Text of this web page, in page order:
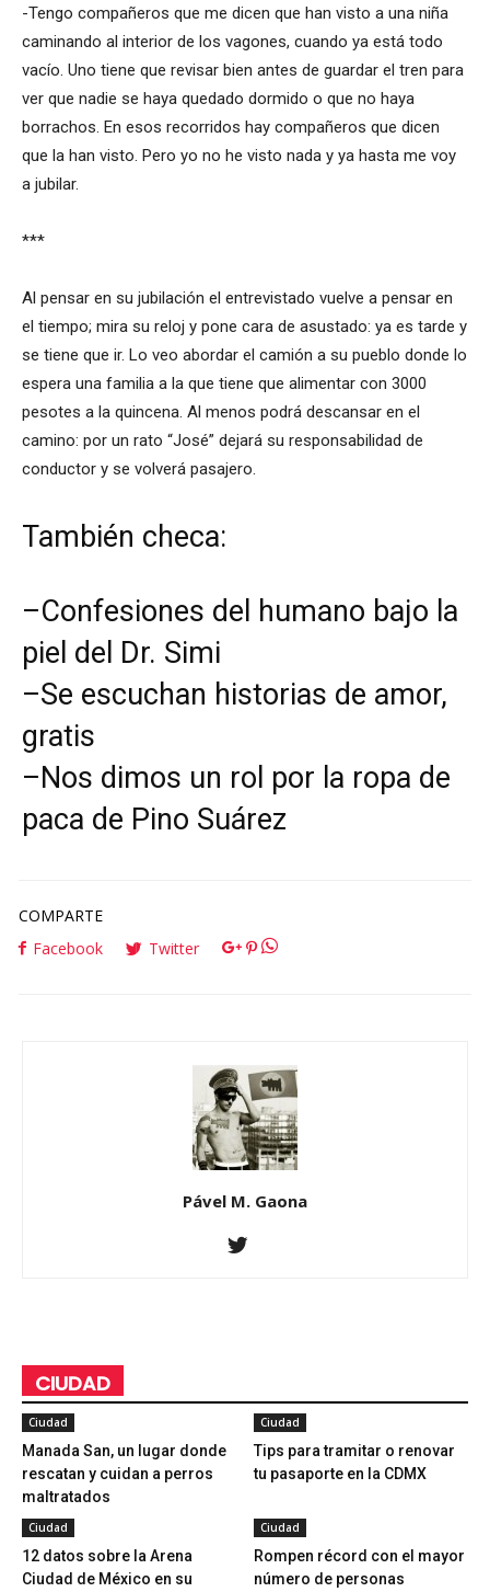
-Tengo compañeros que me dicen que han visto a una niña
caminando al interior de los vagones, cuando ya está todo
vacío. Uno tiene que revisar bien antes de guardar el tren para
ver que nadie se haya quedado dormido o que no haya
borrachos. En esos recorridos hay compañeros que dicen
que la han visto. Pero yo no he visto nada y ya hasta me voy
a jubilar.
***
Al pensar en su jubilación el entrevistado vuelve a pensar en
el tiempo; mira su reloj y pone cara de asustado: ya es tarde y
se tiene que ir. Lo veo abordar el camión a su pueblo donde lo
espera una familia a la que tiene que alimentar con 3000
pesotes a la quincena. Al menos podrá descansar en el
camino: por un rato “José” dejará su responsabilidad de
conductor y se volverá pasajero.
También checa:
–Confesiones del humano bajo la
piel del Dr. Simi
–Se escuchan historias de amor,
gratis
–Nos dimos un rol por la ropa de
paca de Pino Suárez
COMPARTE
Facebook
Twitter
Pável M. Gaona
CIUDAD
Ciudad
Manada San, un lugar donde
rescatan y cuidan a perros
maltratados
Ciudad
Tips para tramitar o renovar
tu pasaporte en la CDMX
Ciudad
12 datos sobre la Arena
Ciudad de México en su
Ciudad
Rompen récord con el mayor
número de personas